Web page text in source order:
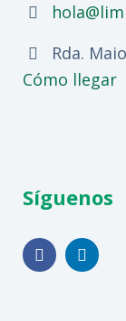
Rda.
Cómo llegar
Síguenos